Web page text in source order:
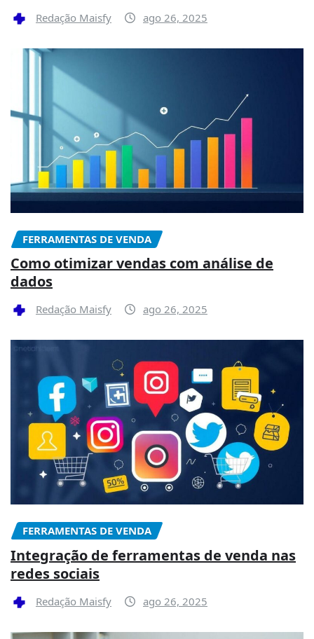
Redação Maisfy ago 26, 2025
FERRAMENTAS DE VENDA
Como otimizar vendas com análise de
dados
Redação Maisfy ago 26, 2025
FERRAMENTAS DE VENDA
Integração de ferramentas de venda nas
redes sociais
Redação Maisfy ago 26, 2025